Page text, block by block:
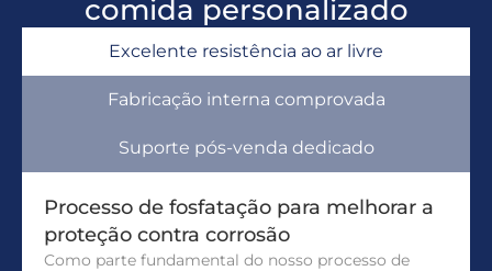
comida personalizado
Excelente resistência ao ar livre
Fabricação interna comprovada
Suporte pós-venda dedicado
Processo de fosfatação para melhorar a
proteção contra corrosão
Como parte fundamental do nosso processo de